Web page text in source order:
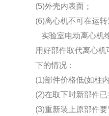
(5)外壳内表面；
(6)离心机不可在运
实验室电动离心机
用好部件取代离心
下的情况：
(1)部件价格低(如柱
(2)在取下时新部件
(3)重新装上原部件